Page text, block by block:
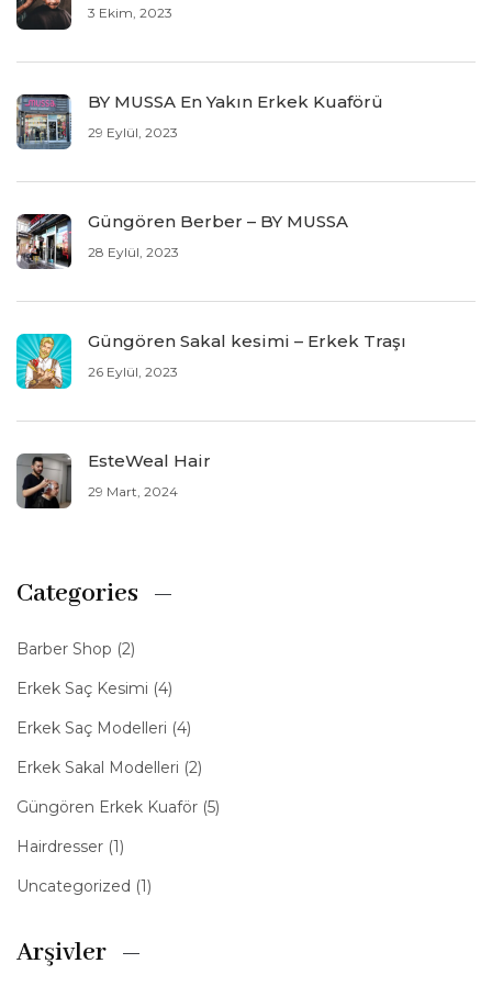
3 Ekim, 2023
BY MUSSA En Yakın Erkek Kuaförü
29 Eylül, 2023
Güngören Berber – BY MUSSA
28 Eylül, 2023
Güngören Sakal kesimi – Erkek Traşı
26 Eylül, 2023
EsteWeal Hair
29 Mart, 2024
Categories
Barber Shop (2)
Erkek Saç Kesimi (4)
Erkek Saç Modelleri (4)
Erkek Sakal Modelleri (2)
Güngören Erkek Kuaför (5)
Hairdresser (1)
Uncategorized (1)
Arşivler